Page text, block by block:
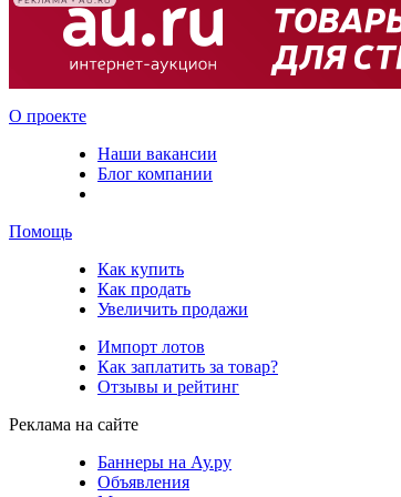
О проекте
Наши вакансии
Блог компании
Помощь
Как купить
Как продать
Увеличить продажи
Импорт лотов
Как заплатить за товар?
Отзывы и рейтинг
Реклама на сайте
Баннеры на Ау.ру
Объявления